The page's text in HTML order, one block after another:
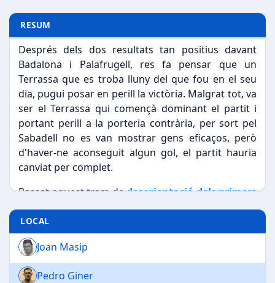
RESUM
Després dels dos resultats tan positius davant
Badalona i Palafrugell, res fa pensar que un
Terrassa que es troba lluny del que fou en el seu
dia, pugui posar en perill la victòria. Malgrat tot, va
ser el Terrassa qui començà dominant el partit i
portant perill a la porteria contrària, per sort pel
Sabadell no es van mostrar gens eficaços, però
d'haver-ne aconseguit algun gol, el partit hauria
canviat per complet.
Passat aquest tram dedesorientació dels primers
minuts, els locals imposaren el seu joc
aconseguint dos gols gràcies a
primera part. A deu minuts per la finalització
Mitjans va fer el dos a un definitiu. Els millors pel
Sabadell foren Saxó, Mata, Gràcia i Codina.
LOCAL
Joan Masip
Pedro Giner